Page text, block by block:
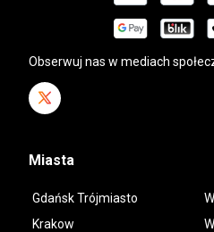
Obserwuj nas w mediach
Miasta
Gdańsk Trójmiasto
Krakow